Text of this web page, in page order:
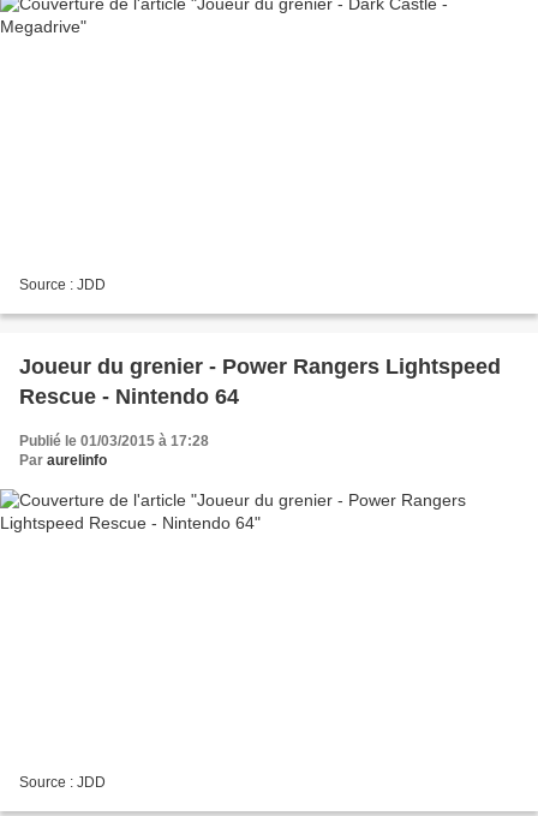
Source : JDD
Joueur du grenier - Power Rangers Lightspeed
Rescue - Nintendo 64
Publié le 01/03/2015 à 17:28
Par aurelinfo
Source : JDD